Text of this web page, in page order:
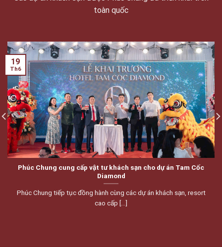
toàn quốc
Phúc Chung cung cấp vật tư khách sạn cho dự án Tam Cốc
Diamond
Phúc Chung tiếp tục đồng hành cùng các dự án khách sạn, resort
cao cấp [...]
19
Th6